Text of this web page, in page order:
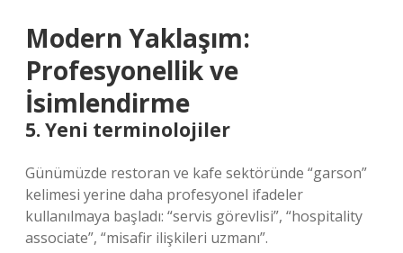
Modern Yaklaşım:
Profesyonellik ve
İsimlendirme
5. Yeni terminolojiler
Günümüzde restoran ve kafe sektöründe “garson”
kelimesi yerine daha profesyonel ifadeler
kullanılmaya başladı: “servis görevlisi”, “hospitality
associate”, “misafir ilişkileri uzmanı”.